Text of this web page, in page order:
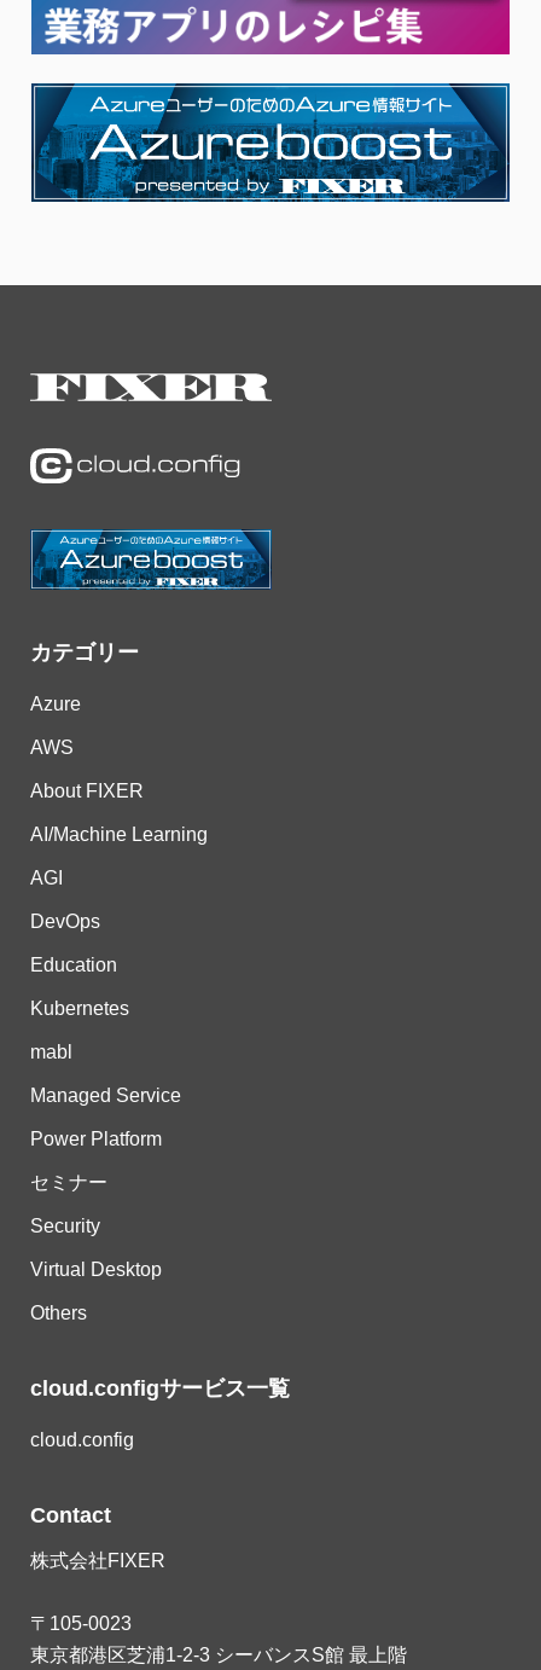
カテゴリー
Azure
AWS
About FIXER
AI/Machine Learning
AGI
DevOps
Education
Kubernetes
mabl
Managed Service
Power Platform
セミナー
Security
Virtual Desktop
Others
cloud.configサービス一覧
cloud.config
Contact
株式会社FIXER
〒105-0023
東京都港区芝浦1-2-3 シーバンスS館 最上階